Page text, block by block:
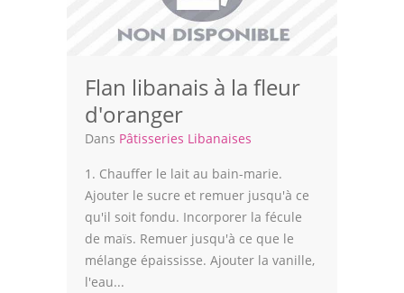
Flan libanais à la fleur
d'oranger
Dans Pâtisseries Libanaises
1. Chauffer le lait au bain-marie.
Ajouter le sucre et remuer jusqu'à ce
qu'il soit fondu. Incorporer la fécule
de maïs. Remuer jusqu'à ce que le
mélange épaississe. Ajouter la vanille,
l'eau...